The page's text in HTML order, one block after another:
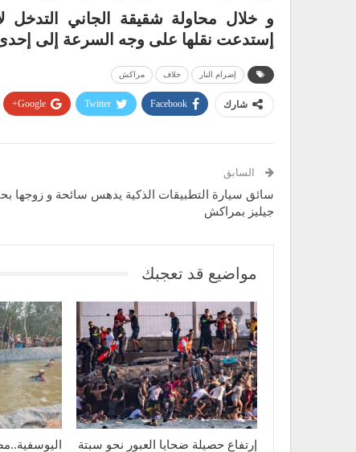
و خلال محاولة شقيقة الجاني التدخل
إستدعت نقلها على وجه السرعة إلى
إضرام النار خلاف مراكش
شارك Facebook
Twitter
Google+
السابق
سائق سيارة التطبيقات الذكية يدهس سائحة و زوجها
جيليز بمراكش
مواضيع قد تعجبك
إرتفاع حصيلة ضحايا العبور نحو سبتة